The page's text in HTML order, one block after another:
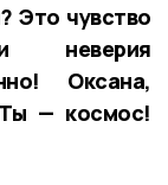
Это чувство
неверия
Оксана,
— космос!